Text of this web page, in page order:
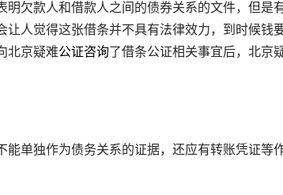
欠款人和借款人之间的债券关系的文件，但是
人觉得这张借条并不具有法律效力，到时候钱
北京疑难公证咨询了借条公证相关事宜后，北京
单独作为债务关系的证据，还应有转账凭证等